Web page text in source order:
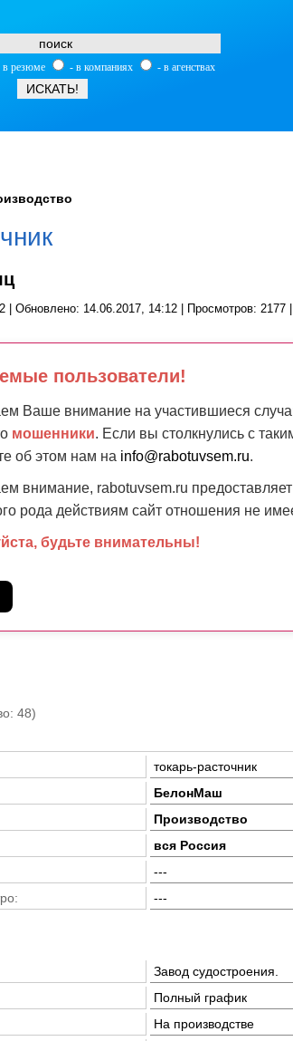
в резюме - в компаниях - в агенствах
| Обновлено: 14.06.2017, 14:12 | Просмотров: 2177
пользователи!
Ваше внимание на участившиеся
мошенники. Если вы столкнулись с
об этом нам на info@rabotuvsem.ru.
внимание, rabotuvsem.ru
рода действиям сайт отношения не
будьте внимательны!
48)
токарь-расточник
БелонМаш
Производство
вся Россия
---
---
Завод судостроения.
Полный график
На производстве